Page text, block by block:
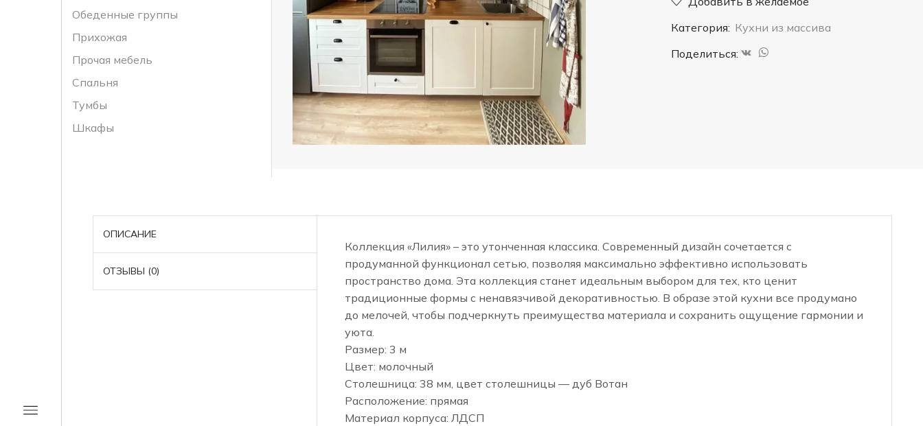
Категория: Кухни из массива
Поделиться:
Обеденные группы
Прихожая
Прочая мебель
Спальня
Тумбы
Шкафы
ОПИСАНИЕ
ОТЗЫВЫ (0)
Коллекция «Лилия» – это утонченная классика. Современный дизайн сочетается с
продуманной функционал сетью, позволяя максимально эффективно использовать
пространство дома. Эта коллекция станет идеальным выбором для тех, кто ценит
традиционные формы с ненавязчивой декоративностью. В образе этой кухни все продумано
до мелочей, чтобы подчеркнуть преимущества материала и сохранить ощущение гармонии и
уюта.
Размер: 3 м
Цвет: молочный
Столешница: 38 мм, цвет столешницы — дуб Вотан
Расположение: прямая
Материал корпуса: ЛДСП